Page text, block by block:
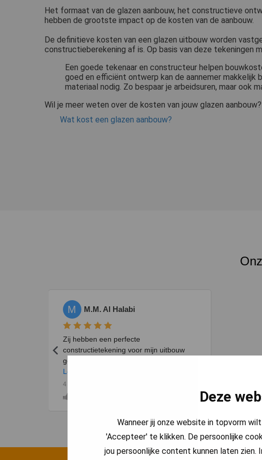
Deze
Wanneer jij onze website in topvorm
'Accepteer' te klikken. De persoonlijke
jou persoonlijke content kunnen laten zien.
Het formaat van de glazen aanbouw, het constructieve
hebben de grootste impact op de kosten van de aanbouw.
De definitieve kosten van een glazen uitbouw worden
constructieberekening af is. Op basis van deze tekeningen
Een goede tekenaar en constructeur helpen
goed en efficiënt ontwerp kan de aannemer makkelijk
materiaal nodig. Zo bespaar je arbeidsuren, maar ook
Wil je meer weten over de kosten van jouw glazen
Wat kost een glazen aanbouw?